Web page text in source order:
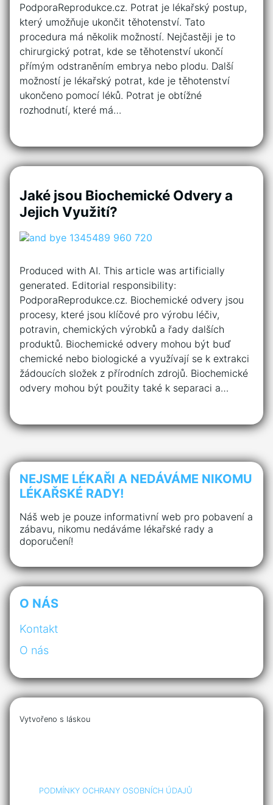
PodporaReprodukce.cz. Potrat je lékařský postup,
který umožňuje ukončit těhotenství. Tato
procedura má několik možností. Nejčastěji je to
chirurgický potrat, kde se těhotenství ukončí
přímým odstraněním embrya nebo plodu. Další
možností je lékařský potrat, kde je těhotenství
ukončeno pomocí léků. Potrat je obtížné
rozhodnutí, které má…
Jaké jsou Biochemické Odvery a
Jejich Využití?
Produced with AI. This article was artificially
generated. Editorial responsibility:
PodporaReprodukce.cz. Biochemické odvery jsou
procesy, které jsou klíčové pro výrobu léčiv,
potravin, chemických výrobků a řady dalších
produktů. Biochemické odvery mohou být buď
chemické nebo biologické a využívají se k extrakci
žádoucích složek z přírodních zdrojů. Biochemické
odvery mohou být použity také k separaci a…
NEJSME LÉKAŘI A NEDÁVÁME NIKOMU
LÉKAŘSKÉ RADY!
Náš web je pouze informativní web pro pobavení a
zábavu, nikomu nedáváme lékařské rady a
doporučení!
O NÁS
Kontakt
O nás
Vytvořeno s láskou
PODMÍNKY OCHRANY OSOBNÍCH ÚDAJŮ